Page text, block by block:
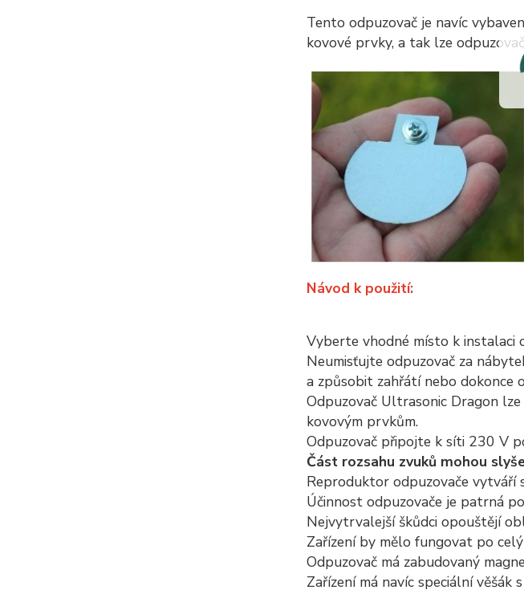
Tento odpuzovač je navíc
kovové prvky, a tak lze
Návod k použití:
Vyberte vhodné místo k instalaci
Neumisťujte odpuzovač za
a způsobit zahřátí nebo dokonce
Odpuzovač Ultrasonic Dragon
kovovým prvkům.
Odpuzovač připojte k síti 230 V
Část rozsahu zvuků mohou
Reproduktor odpuzovače vytváří
Účinnost odpuzovače je patrná
Nejvytrvalejší škůdci opouštějí
Zařízení by mělo fungovat po
Odpuzovač má zabudovaný
Zařízení má navíc speciální